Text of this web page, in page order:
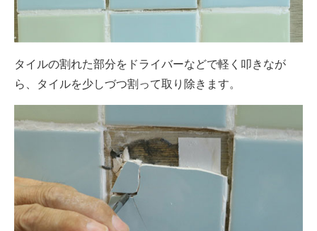
タイルの割れた部分をドライバーなどで軽く叩きなが
ら、タイルを少しづつ割って取り除きます。